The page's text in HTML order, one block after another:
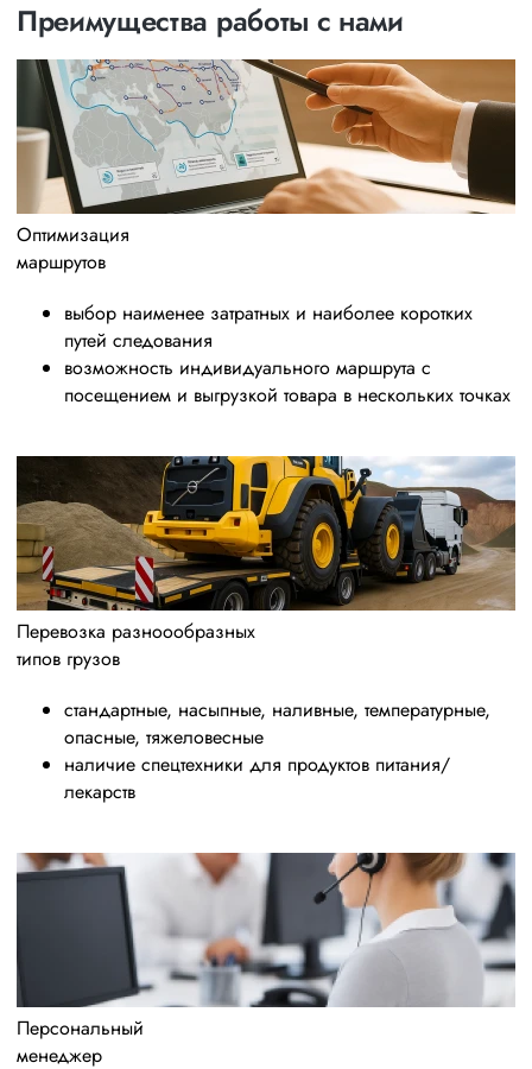
Преимущества работы с нами
Оптимизация
маршрутов
выбор наименее затратных и наиболее коротких
путей следования
возможность индивидуального маршрута с
посещением и выгрузкой товара в нескольких точках
Перевозка разноообразных
типов грузов
стандартные, насыпные, наливные, температурные,
опасные, тяжеловесные
наличие спецтехники для продуктов питания/
лекарств
Персональный
менеджер